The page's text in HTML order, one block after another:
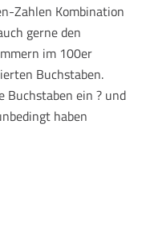
Zahlen Kombination
gerne den
im 100er
Buchstaben.
Buchstaben ein ? und
haben